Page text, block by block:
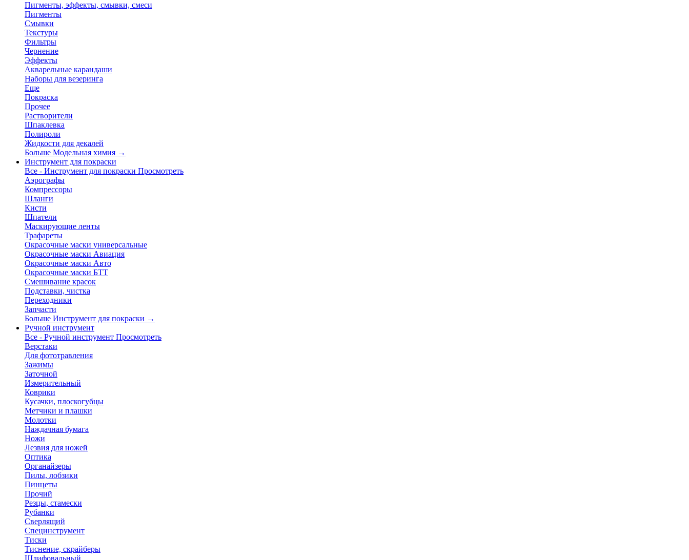
Пигменты, эффекты, смывки, смеси
Пигменты
Смывки
Текстуры
Фильтры
Чернение
Эффекты
Акварельные карандаши
Наборы для везеринга
Еще
Покраска
Прочее
Растворители
Шпаклевка
Полироли
Жидкости для декалей
Больше Модельная химия →
Инструмент для покраски
Все - Инструмент для покраски Просмотреть
Аэрографы
Компрессоры
Шланги
Кисти
Шпатели
Маскирующие ленты
Трафареты
Окрасочные маски универсальные
Окрасочные маски Авиация
Окрасочные маски Авто
Окрасочные маски БТТ
Смешивание красок
Подставки, чистка
Переходники
Запчасти
Больше Инструмент для покраски →
Ручной инструмент
Все - Ручной инструмент Просмотреть
Верстаки
Для фототравления
Зажимы
Заточной
Измерительный
Коврики
Кусачки, плоскогубцы
Метчики и плашки
Молотки
Наждачная бумага
Ножи
Лезвия для ножей
Оптика
Органайзеры
Пилы, лобзики
Пинцеты
Прочий
Резцы, стамески
Рубанки
Сверлящий
Специнструмент
Тиски
Тиснение, скрайберы
Шлифовальный